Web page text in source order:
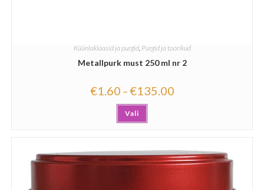
Küünlaklaasid ja purgid, Purgid ja toorikud
Metallpurk must 250 ml nr 2
€1.60 –€135.00
Vali